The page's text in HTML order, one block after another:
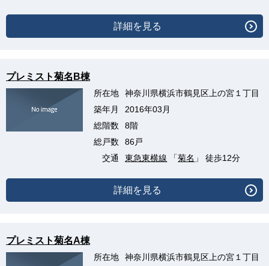
詳細を見る
プレミスト菊名B棟
所在地
神奈川県横浜市鶴見区上の宮１丁目
築年月
2016年03月
総階数
8階
総戸数
86戸
交通
東急東横線 「菊名 」 徒歩12分
詳細を見る
プレミスト菊名A棟
所在地
神奈川県横浜市鶴見区上の宮１丁目